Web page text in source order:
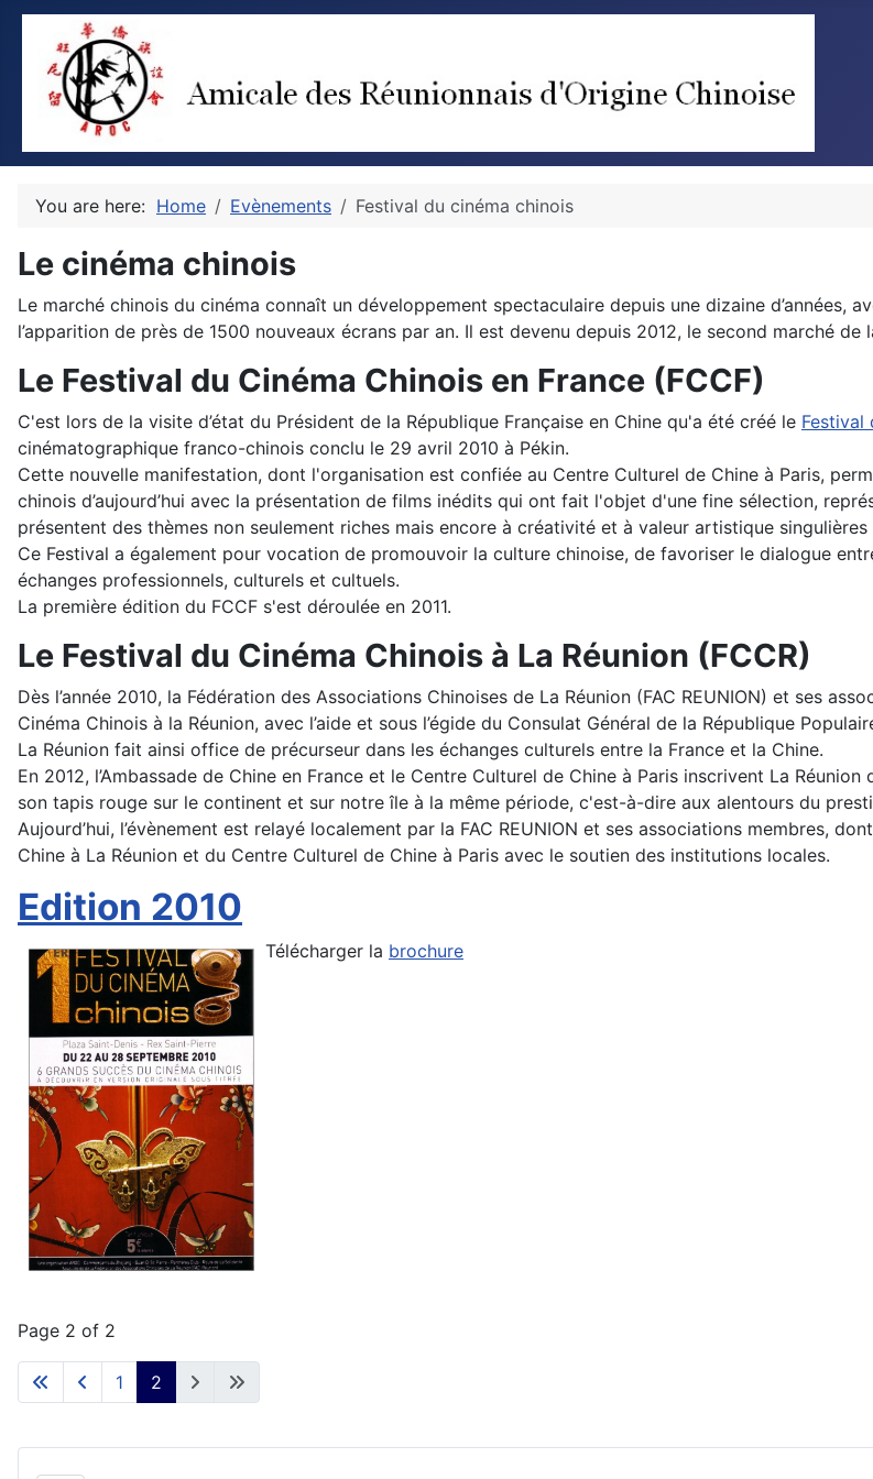
You are here: Home Evènements Festival du cinéma chinois
Le cinéma chinois
Le marché chinois du cinéma connaît un développement spectaculaire depuis une dizaine d’années,
l’apparition de près de 1500 nouveaux écrans par an. Il est devenu depuis 2012, le second marché
Le Festival du Cinéma Chinois en France (FCCF)
C'est lors de la visite d’état du Président de la République Française en Chine qu'a été créé le Festival
cinématographique franco-chinois conclu le 29 avril 2010 à Pékin.
Cette nouvelle manifestation, dont l'organisation est confiée au Centre Culturel de Chine à Paris,
chinois d’aujourd’hui avec la présentation de films inédits qui ont fait l'objet d'une fine sélection,
présentent des thèmes non seulement riches mais encore à créativité et à valeur artistique
Ce Festival a également pour vocation de promouvoir la culture chinoise, de favoriser le dialogue
échanges professionnels, culturels et cultuels.
La première édition du FCCF s'est déroulée en 2011.
Le Festival du Cinéma Chinois à La Réunion (FCCR)
Dès l’année 2010, la Fédération des Associations Chinoises de La Réunion (FAC REUNION) et ses
Cinéma Chinois à la Réunion, avec l’aide et sous l’égide du Consulat Général de la République
La Réunion fait ainsi office de précurseur dans les échanges culturels entre la France et la Chine.
En 2012, l’Ambassade de Chine en France et le Centre Culturel de Chine à Paris inscrivent La
son tapis rouge sur le continent et sur notre île à la même période, c'est-à-dire aux alentours du
Aujourd’hui, l’évènement est relayé localement par la FAC REUNION et ses associations membres,
Chine à La Réunion et du Centre Culturel de Chine à Paris avec le soutien des institutions locales.
Edition 2010
Télécharger la brochure
Page 2 of 2
1 2